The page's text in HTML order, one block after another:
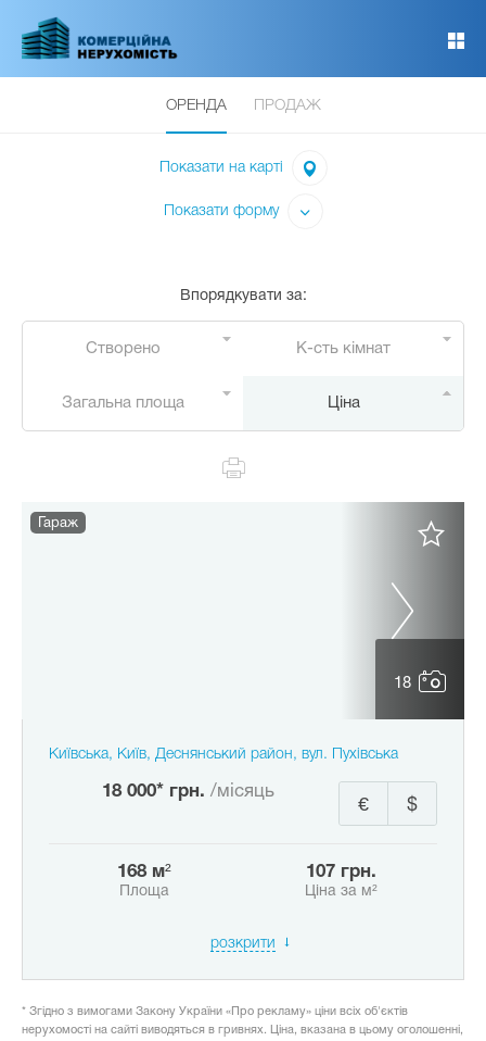
основного
ОРЕНДА ПРОДАЖ
Показати на карті
Показати форму
Впорядкувати за:
Створено К-сть кімнат
Загальна площа Ціна
18
Гараж
Київська, Київ, Деснянський район, вул. Пухівська
18 000* грн. /місяць
$
€
168 м²
Площа
107 грн.
Ціна за м²
розкрити
* Згідно з вимогами Закону України «Про рекламу» ціни всіх об'єктів
нерухомості на сайті виводяться в гривнях. Ціна, вказана в цьому оголошенні,